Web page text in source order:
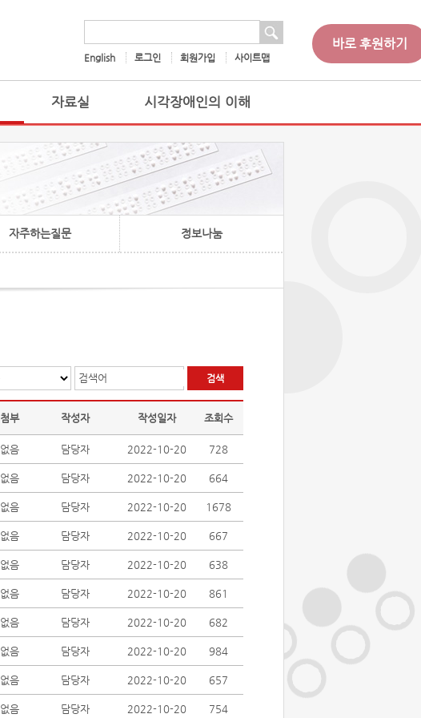
English 로그인 회원가입 사이트맵
바로 후원하기
자료실 시각장애인의 이해
자주하는질문 정보나눔
검색어
첨부 작성자 작성일자 조회수
없음 담당자 2022-10-20 728
없음 담당자 2022-10-20 664
없음 담당자 2022-10-20 1678
없음 담당자 2022-10-20 667
없음 담당자 2022-10-20 638
없음 담당자 2022-10-20 861
없음 담당자 2022-10-20 682
없음 담당자 2022-10-20 984
없음 담당자 2022-10-20 657
없음 담당자 2022-10-20 754